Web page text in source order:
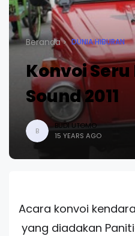
Beranda DUNIA HIBURAN
Konvoi
Sound 2011
B
BUDI UTOMO
15 YEARS AGO
Acara konvoi
yang diadakan